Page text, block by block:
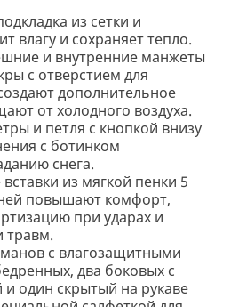
из сетки и
влагу и сохраняет тепло.
и внутренние манжеты
с отверстием для
дополнительное
от холодного воздуха.
и петля с кнопкой внизу
с ботинком
снега.
из мягкой пенки 5
повышают комфорт,
при ударах и
травм.
с влагозащитными
два боковых с
и один скрытый на рукаве